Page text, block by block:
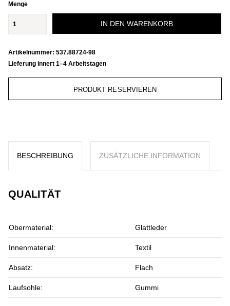
Menge
IN DEN WARENKORB
Artikelnummer: 537.88724-98
Lieferung innert 1–4 Arbeitstagen
PRODUKT RESERVIEREN
BESCHREIBUNG ZUSÄTZLICHE INFORMATION
QUALITÄT
Obermaterial: Glattleder
Innenmaterial: Textil
Absatz: Flach
Laufsohle: Gummi